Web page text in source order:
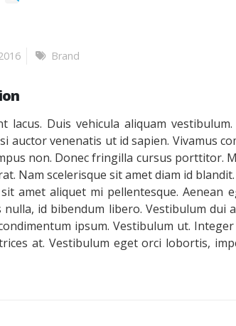
Brand
lacus. Duis vehicula aliquam
auctor venenatis ut id sapien. Vivamus
non. Donec fringilla cursus porttitor.
Nam scelerisque sit amet diam id
amet aliquet mi pellentesque. Aenean
nulla, id bibendum libero. Vestibulum dui
ipsum. Vestibulum ut.
at. Vestibulum eget orci lobortis,